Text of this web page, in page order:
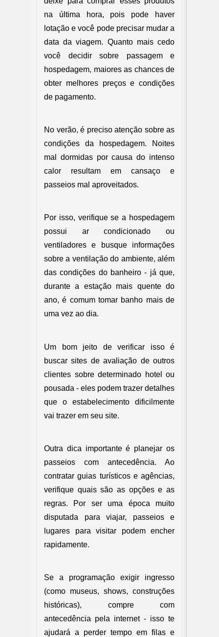
na última hora, pois pode haver
lotação e você pode precisar mudar a
data da viagem. Quanto mais cedo
você decidir sobre passagem e
hospedagem, maiores as chances de
obter melhores preços e condições
de pagamento.
No verão, é preciso atenção sobre as
condições da hospedagem. Noites
mal dormidas por causa do intenso
calor resultam em cansaço e
passeios mal aproveitados.
Por isso, verifique se a hospedagem
possui ar condicionado ou
ventiladores e busque informações
sobre a ventilação do ambiente, além
das condições do banheiro - já que,
durante a estação mais quente do
ano, é comum tomar banho mais de
uma vez ao dia.
Um bom jeito de verificar isso é
buscar sites de avaliação de outros
clientes sobre determinado hotel ou
pousada - eles podem trazer detalhes
que o estabelecimento dificilmente
vai trazer em seu site.
Outra dica importante é planejar os
passeios com antecedência. Ao
contratar guias turísticos e agências,
verifique quais são as opções e as
regras. Por ser uma época muito
disputada para viajar, passeios e
lugares para visitar podem encher
rapidamente.
Se a programação exigir ingresso
(como museus, shows, construções
históricas), compre com
antecedência pela internet - isso te
ajudará a perder tempo em filas e